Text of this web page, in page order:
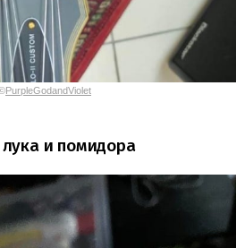
PurpleGodandViolet
и помидора